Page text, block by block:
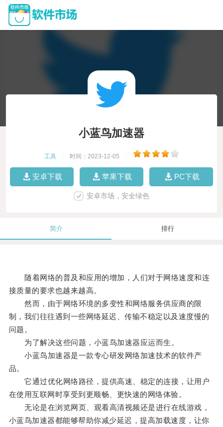
小蓝鸟加速器
工具 时间：2023-12-05
安卓下载 苹果下载 PC下载
安卓市场，安全绿色
简介 排行
随着网络的普及和应用的增加，人们对于网络速度和连
接质量的要求也越来越高。
然而，由于网络环境的多变性和网络服务供应商的限
制，我们往往遇到一些网络延迟、传输不稳定以及速度慢的
问题。
为了解决这些问题，小蓝鸟加速器应运而生。
小蓝鸟加速器是一款专心研发网络加速技术的软件产
品。
它通过优化网络路径，提供高速、稳定的连接，让用户
在使用互联网时享受到更顺畅、更快速的网络体验。
无论是在浏览网页、观看高清视频还是进行在线游戏，
小蓝鸟加速器都能够帮助你减少延迟，提高加载速度，让你